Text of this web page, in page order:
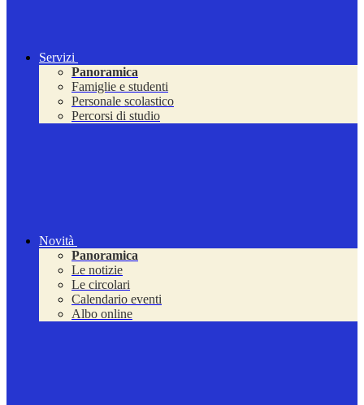
Servizi
Panoramica
Famiglie e studenti
Personale scolastico
Percorsi di studio
Novità
Panoramica
Le notizie
Le circolari
Calendario eventi
Albo online